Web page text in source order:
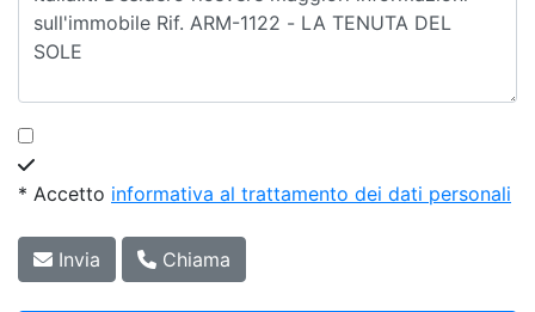
* Accetto informativa al trattamento dei dati personali
Invia Chiama